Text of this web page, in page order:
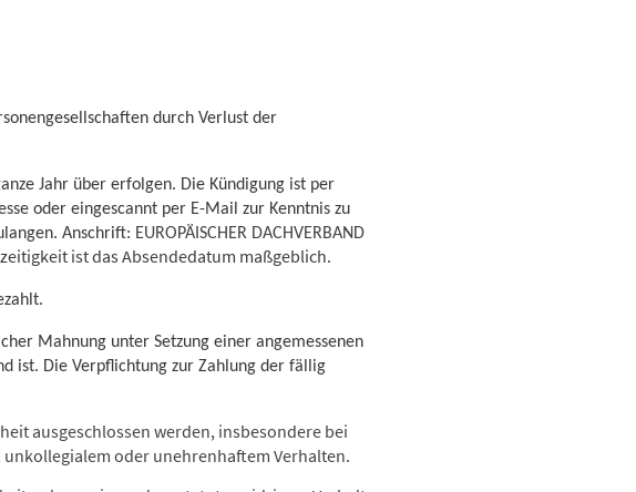
durch Verlust der
Jahr über erfolgen. Die Kündigung ist per
oder eingescannt per E-Mail zur Kenntnis zu
Anschrift: EUROPÄISCHER DACHVERBAND
ist das Absendedatum maßgeblich.
Mahnung unter Setzung einer angemessenen
ist. Die Verpflichtung zur Zahlung der fällig
ausgeschlossen werden, insbesondere bei
oder unehrenhaftem Verhalten.